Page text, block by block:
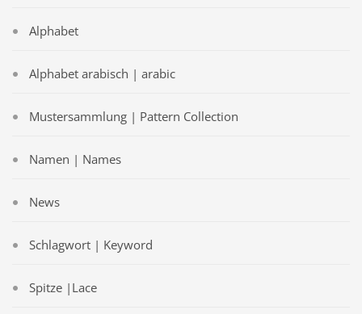
Alphabet
Alphabet arabisch | arabic
Mustersammlung | Pattern Collection
Namen | Names
News
Schlagwort | Keyword
Spitze |Lace